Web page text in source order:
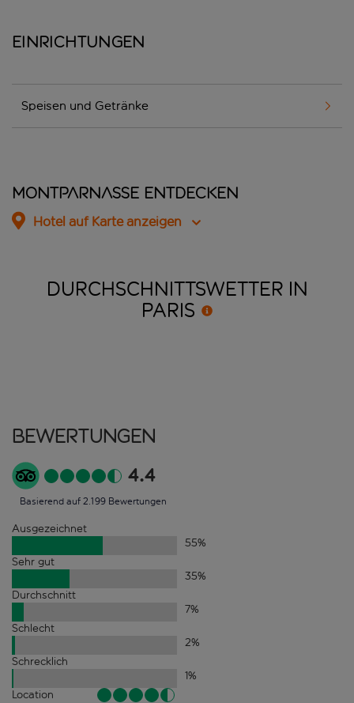
Einrichtungen
Speisen und Getränke
Montparnasse entdecken
Hotel auf Karte anzeigen
DURCHSCHNITTSWETTER IN
PARIS
Bewertungen
4.4
Basierend auf 2.199 Bewertungen
Ausgezeichnet
55%
Sehr gut
35%
Durchschnitt
7%
Schlecht
2%
Schrecklich
1%
Location